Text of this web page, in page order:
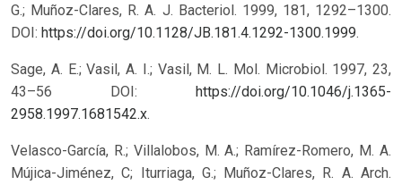
G.; Muñoz-Clares, R. A. J. Bacteriol. 1999, 181, 1292–1300.
DOI: https://doi.org/10.1128/JB.181.4.1292-1300.1999.
Sage, A. E.; Vasil, A. I.; Vasil, M. L. Mol. Microbiol. 1997, 23,
43–56 DOI: https://doi.org/10.1046/j.1365-
2958.1997.1681542.x.
Velasco-García, R.; Villalobos, M. A.; Ramírez-Romero, M. A.
Mújica-Jiménez, C; Iturriaga, G.; Muñoz-Clares, R. A. Arch.